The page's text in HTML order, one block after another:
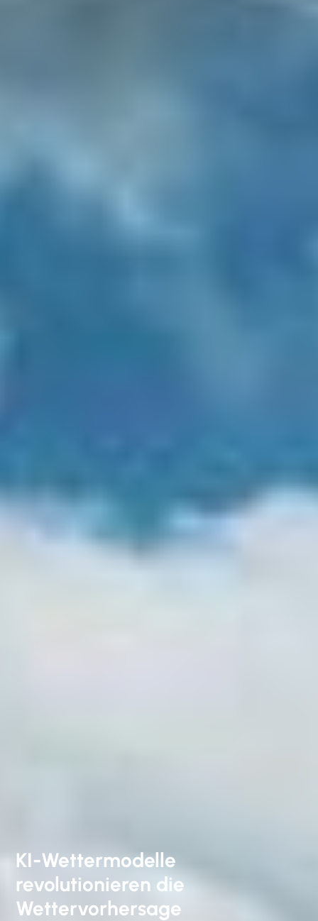
KI-Wettermodelle
revolutionieren die
Wettervorhersage